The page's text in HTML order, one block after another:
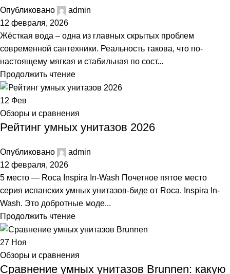
Опубликовано
admin
12 февраля, 2026
Жёсткая вода – одна из главных скрытых проблем
современной сантехники. Реальность такова, что по-
настоящему мягкая и стабильная по сост...
Продолжить чтение
12 Фев
Обзоры и сравнения
Рейтинг умных унитазов 2026
Опубликовано
admin
12 февраля, 2026
5 место — Roca Inspira In-Wash Почетное пятое место
серия испанских умных унитазов-биде от Roca. Inspira In-
Wash. Это добротные моде...
Продолжить чтение
27 Ноя
Обзоры и сравнения
Сравнение умных унитазов Brunnen: какую